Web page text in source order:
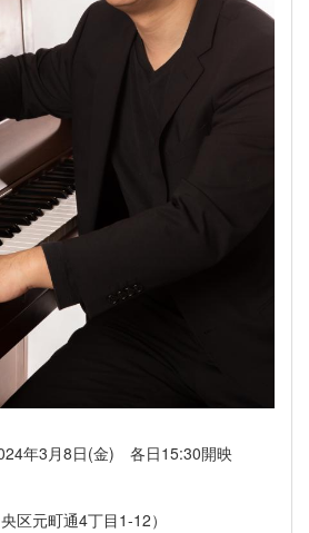
年3月8日(金) 各日15:30開映
区元町通4丁目1-12）